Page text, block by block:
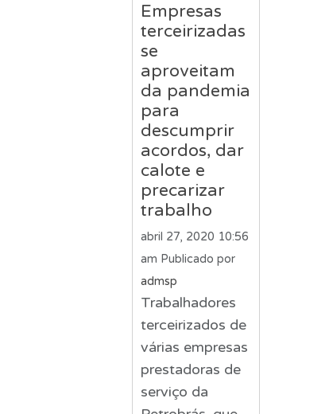
Empresas
terceirizadas
se
aproveitam
da pandemia
para
descumprir
acordos, dar
calote e
precarizar
trabalho
abril 27, 2020 10:56
am Publicado por
admsp
Trabalhadores
terceirizados de
várias empresas
prestadoras de
serviço da